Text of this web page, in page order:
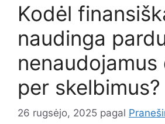
Kodėl
naudinga
per skelbimus?
26 rugsėjo, 2025 pagal